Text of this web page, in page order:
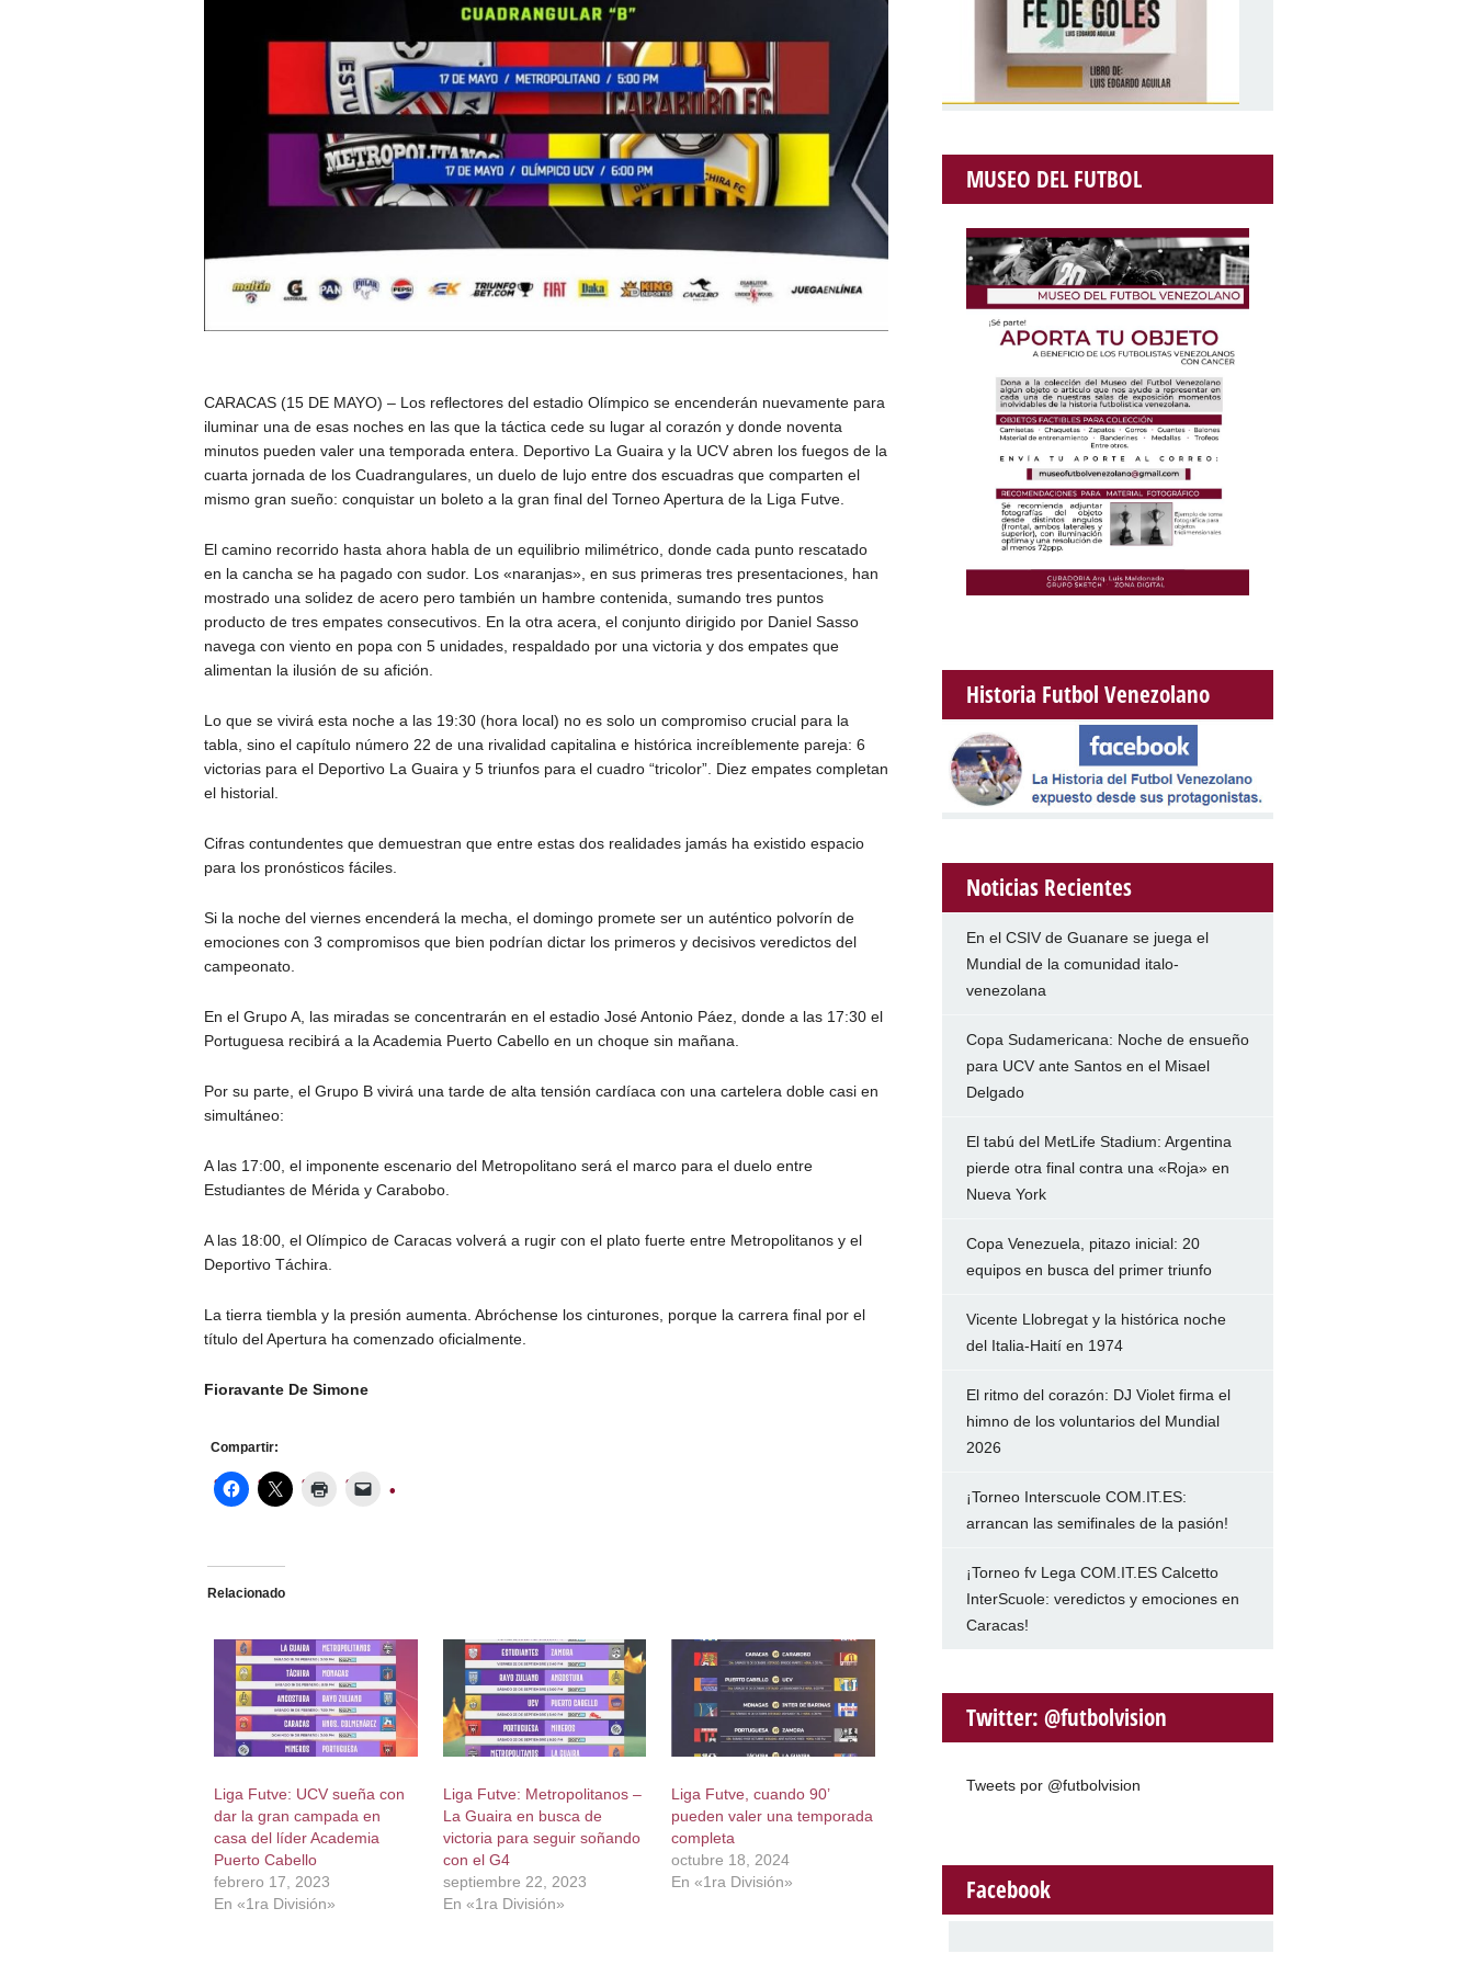
CARACAS (15 DE MAYO) – Los reflectores del estadio Olímpico se encenderán nuevamente para
iluminar una de esas noches en las que la táctica cede su lugar al corazón y dondenoventa
minutos pueden valer una temporada entera. Deportivo La Guaira y la UCV abren los fuegos de la
cuarta jornada de los Cuadrangulares, un duelo de lujo entre dos escuadras que comparten el
mismo gran sueño: conquistar un boleto a la gran final del Torneo Apertura de la Liga Futve.
El camino recorrido hasta ahora habla de un equilibrio milimétrico, donde cada punto rescatado
en la cancha se ha pagado con sudor. Los «naranjas», en sus primeras tres presentaciones, han
mostrado una solidez de acero pero también un hambre contenida, sumando tres puntos
producto de tres empates consecutivos. En la otra acera, el conjunto dirigido por Daniel Sasso
navega con viento en popa con 5 unidades, respaldado por una victoria y dos empates que
alimentan la ilusión de su afición.
Lo que se vivirá esta noche a las 19:30 (hora local) no es solo un compromiso crucial para la
tabla, sino el capítulo número 22 de una rivalidad capitalina e histórica increíblemente pareja: 6
victorias para el Deportivo La Guaira y 5 triunfos para el cuadro “tricolor”. Diez empates completan
el historial.
Cifras contundentes que demuestran que entre estas dos realidades jamás ha existido espacio
para los pronósticos fáciles.
Si la noche del viernes encenderá la mecha, el domingo promete ser un auténtico polvorín de
emociones con 3 compromisos que bien podrían dictar los primeros y decisivos veredictos del
campeonato.
En el Grupo A, las miradas se concentrarán en el estadio José Antonio Páez, donde a las 17:30 el
Portuguesa recibirá a la Academia Puerto Cabello en un choque sin mañana.
Por su parte, el Grupo B vivirá una tarde de alta tensión cardíaca con una cartelera doble casi en
simultáneo:
A las 17:00, el imponente escenario del Metropolitano será el marco para el duelo entre
Estudiantes de Mérida y Carabobo.
A las 18:00, el Olímpico de Caracas volverá a rugir con el plato fuerte entre Metropolitanos y el
Deportivo Táchira.
La tierra tiembla y la presión aumenta. Abróchense los cinturones, porque la carrera final por el
título del Apertura ha comenzado oficialmente.
Fioravante De Simone
Compartir:
Relacionado
Liga Futve: UCV sueña con
dar la gran campada en
casa del líder Academia
Puerto Cabello
febrero 17, 2023
En «1ra División»
Liga Futve: Metropolitanos –
La Guaira en busca de
victoria para seguir soñando
con el G4
septiembre 22, 2023
En «1ra División»
Liga Futve, cuando 90’
pueden valer una temporada
completa
octubre 18, 2024
En «1ra División»
MUSEO DEL FUTBOL
Historia Futbol Venezolano
Noticias Recientes
En el CSIV de Guanare se juega el
Mundial de la comunidad italo-
venezolana
Copa Sudamericana: Noche de ensueño
para UCV ante Santos en el Misael
Delgado
El tabú del MetLife Stadium: Argentina
pierde otra final contra una «Roja» en
Nueva York
Copa Venezuela, pitazo inicial: 20
equipos en busca del primer triunfo
Vicente Llobregat y la histórica noche
del Italia-Haití en 1974
El ritmo del corazón: DJ Violet firma el
himno de los voluntarios del Mundial
2026
¡Torneo Interscuole COM.IT.ES:
arrancan las semifinales de la pasión!
¡Torneo fv Lega COM.IT.ES Calcetto
InterScuole: veredictos y emociones en
Caracas!
Twitter: @futbolvision
Tweets por @futbolvision
Facebook